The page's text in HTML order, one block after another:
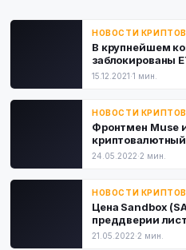
НОВОСТИ
В крупнейшем
заблокированы
15.12.2021·1 мин.
НОВОСТИ
Фронтмен Muse
24.05.2022·2 мин.
НОВОСТИ
Цена Sandbox
преддверии
21.05.2022·2 мин.